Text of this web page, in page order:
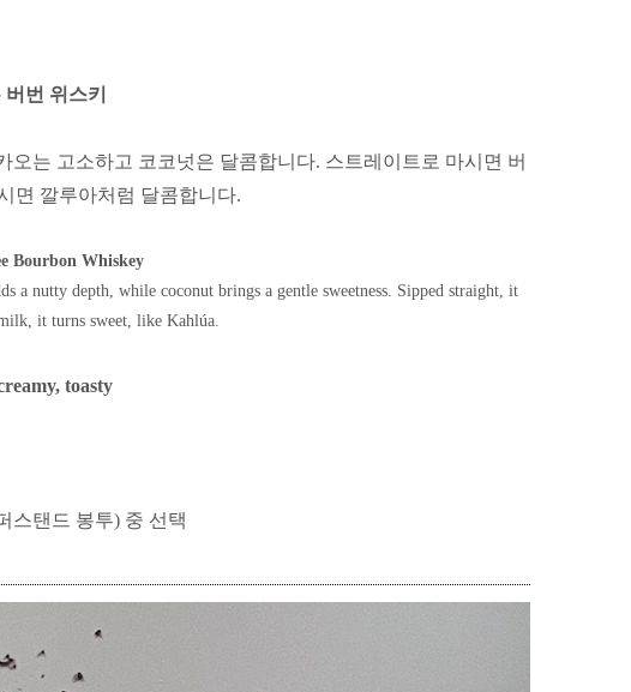
번 위스키
는 고소하고 코코넛은 달콤합니다. 스트레이트로 마시면 버
면 깔루아처럼 달콤합니다.
Bourbon Whiskey
a nutty depth, while coconut brings a gentle sweetness. Sipped straight, it
it turns sweet, like Kahlúa.
toasty
스탠드 봉투) 중 선택